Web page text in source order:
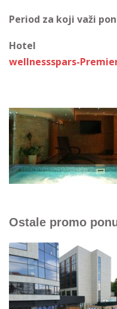
Period za koji važi
Hotel
wellnessspars-
Ostale promo